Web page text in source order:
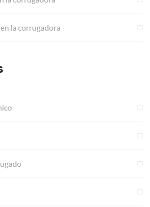
la corrugadora